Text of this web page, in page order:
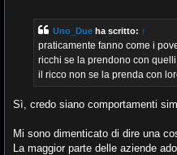
Uno_Due ha scritto: ↑
praticamente fanno come i
ricchi se la prendono con
il ricco non se la prenda con
Sì, credo siano comportamenti
Mi sono dimenticato di dire una
La maggior parte delle aziende